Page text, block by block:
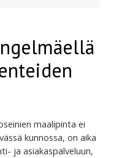
maalipinta ei
kunnossa, on aika
ja asiakaspalveluun,